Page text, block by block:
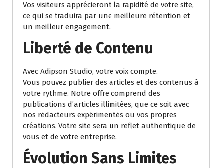
Vos visiteurs apprécieront la rapidité de votre site,
ce qui se traduira par une meilleure rétention et
un meilleur engagement.
Liberté de Contenu
Avec Adipson Studio, votre voix compte.
Vous pouvez publier des articles et des contenus à
votre rythme. Notre offre comprend des
publications d’articles illimitées, que ce soit avec
nos rédacteurs expérimentés ou vos propres
créations. Votre site sera un reflet authentique de
vous et de votre entreprise.
Évolution Sans Limites